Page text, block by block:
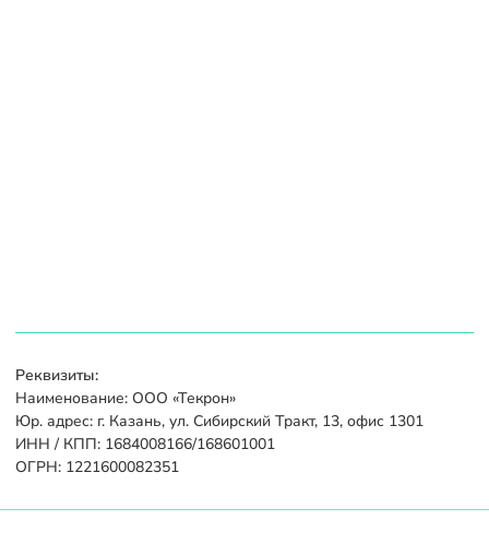
Реквизиты:
Наименование: ООО «Текрон»
Юр. адрес: г. Казань, ул. Сибирский Тракт, 13, офис 1301
ИНН / КПП: 1684008166/168601001
ОГРН: 1221600082351